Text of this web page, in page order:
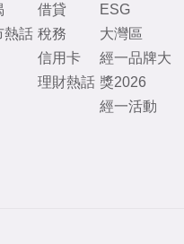
熱話
借貸
稅務
信用卡
理財熱話
ESG
大灣區
經一品牌大
獎2026
經一活動